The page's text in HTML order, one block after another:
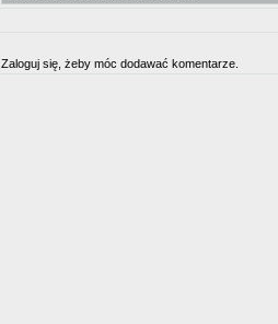
Zaloguj się, żeby móc dodawać komentarze.